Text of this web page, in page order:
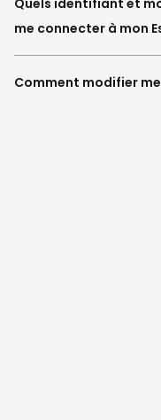
me connecter à mon
Comment modifier